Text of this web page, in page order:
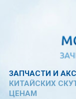
ЗАПЧАСТИ И
КИТАЙСКИХ
ЦЕНАМ